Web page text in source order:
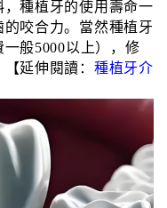
種植牙的使用壽命一
咬合力。當然種植牙
般5000以上），修
延伸閱讀： 種植牙介